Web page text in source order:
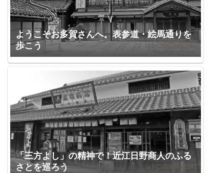
ようこそお多賀さんへ。表参道・絵馬通りを
歩こう
「三方よし」の精神で！近江日野商人のふる
さとを巡ろう